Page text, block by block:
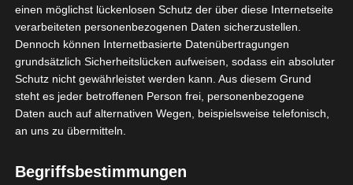
2025/2026
einen möglichst lückenlosen Schutz der über diese Internetseite
verarbeiteten personenbezogenen Daten sicherzustellen.
Dennoch können Internetbasierte Datenübertragungen
grundsätzlich Sicherheitslücken aufweisen, sodass ein absoluter
Schutz nicht gewährleistet werden kann. Aus diesem Grund
steht es jeder betroffenen Person frei, personenbezogene
Daten auch auf alternativen Wegen, beispielsweise telefonisch,
an uns zu übermitteln.
Begriffsbestimmungen